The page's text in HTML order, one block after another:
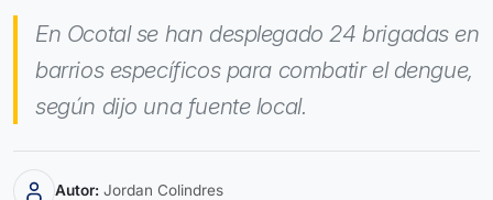
En Ocotal se han desplegado 24 brigadas en
barrios específicos para combatir el dengue,
según dijo una fuente local.
Autor: Jordan Colindres